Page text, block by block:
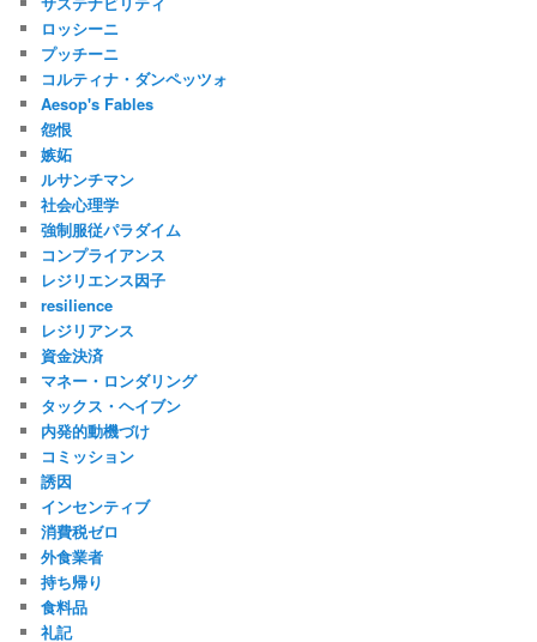
ロッシーニ
プッチーニ
コルティナ・ダンペッツォ
Aesop's Fables
怨恨
嫉妬
ルサンチマン
社会心理学
強制服従パラダイム
コンプライアンス
レジリエンス因子
resilience
レジリアンス
資金決済
マネー・ロンダリング
タックス・ヘイブン
内発的動機づけ
コミッション
誘因
インセンティブ
消費税ゼロ
外食業者
持ち帰り
食料品
礼記